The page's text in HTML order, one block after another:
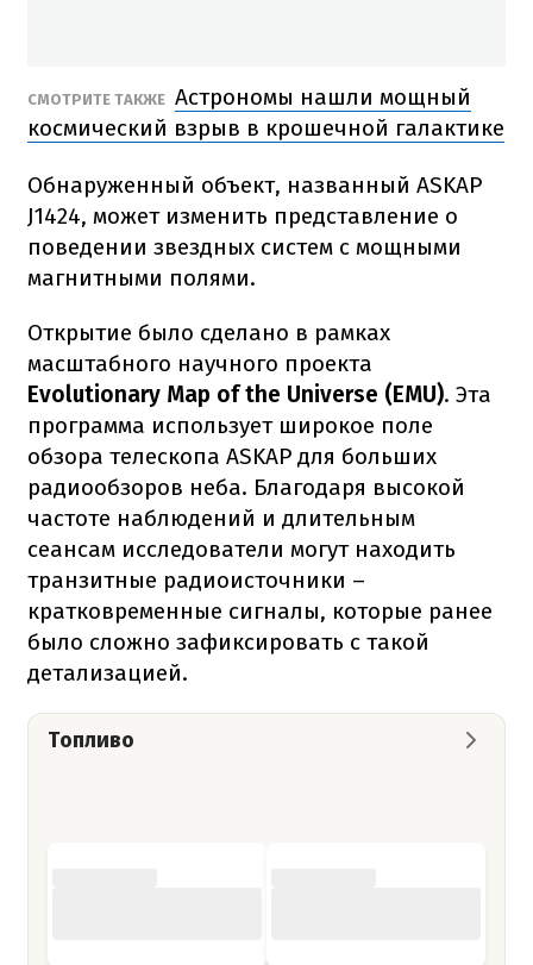
СМОТРИТЕ ТАКЖЕ Астрономы нашли мощный
космический взрыв в крошечной галактике
Обнаруженный объект, названный ASKAP
J1424, может изменить представление о
поведении звездных систем с мощными
магнитными полями.
Открытие было сделано в рамках
масштабного научного проекта
Evolutionary Map of the Universe (EMU). Эта
программа использует широкое поле
обзора телескопа ASKAP для больших
радиообзоров неба. Благодаря высокой
частоте наблюдений и длительным
сеансам исследователи могут находить
транзитные радиоисточники –
кратковременные сигналы, которые ранее
было сложно зафиксировать с такой
детализацией.
Топливо